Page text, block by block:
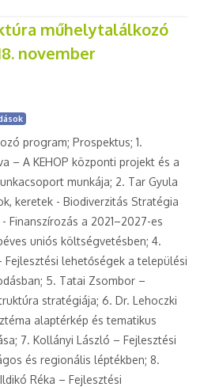
műhelytalálkozó
november
program; Prospektus; 1.
– A KEHOP központi projekt és a
munkája; 2. Tar Gyula
keretek - Biodiverzitás Stratégia
Finanszírozás a 2021–2027-es
uniós költségvetésben; 4.
Fejlesztési lehetőségek a települési
5. Tatai Zsombor –
stratégiája; 6. Dr. Lehoczki
alaptérkép és tematikus
7. Kollányi László – Fejlesztési
és regionális léptékben; 8.
Réka – Fejlesztési